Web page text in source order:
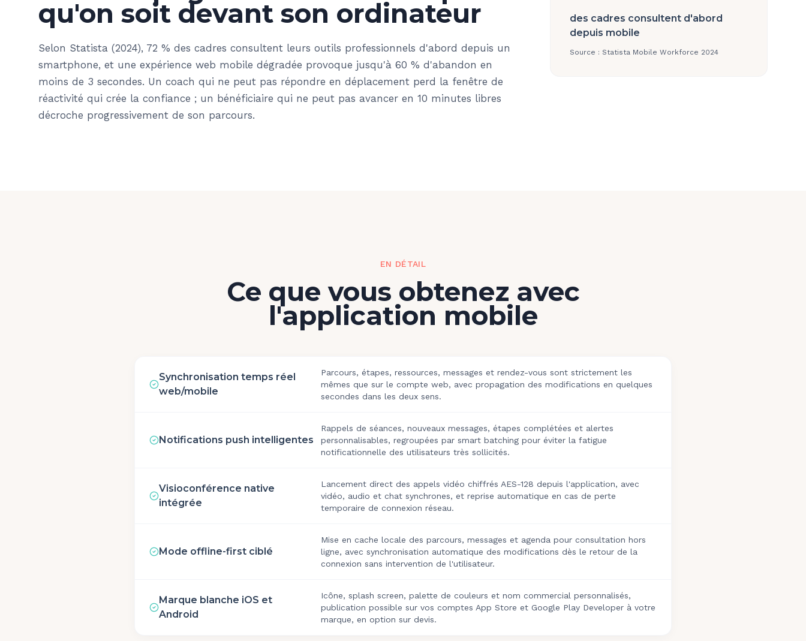
qu'on soit devant son ordinateur
Selon Statista (2024), 72 % des cadres consultent leurs outils professionnels d'abord depuis un
smartphone, et une expérience web mobile dégradée provoque jusqu'à 60 % d'abandon en
moins de 3 secondes. Un coach qui ne peut pas répondre en déplacement perd la fenêtre de
réactivité qui crée la confiance ; un bénéficiaire qui ne peut pas avancer en 10 minutes libres
décroche progressivement de son parcours.
des cadres consultent d'abord
depuis mobile
Source : Statista Mobile Workforce 2024
EN DÉTAIL
Ce que vous obtenez avec
l'application mobile
Synchronisation temps réel
web/mobile
Parcours, étapes, ressources, messages et rendez-vous sont strictement les
mêmes que sur le compte web, avec propagation des modifications en quelques
secondes dans les deux sens.
Notifications push intelligentes
Rappels de séances, nouveaux messages, étapes complétées et alertes
personnalisables, regroupées par smart batching pour éviter la fatigue
notificationnelle des utilisateurs très sollicités.
Visioconférence native
intégrée
Lancement direct des appels vidéo chiffrés AES-128 depuis l'application, avec
vidéo, audio et chat synchrones, et reprise automatique en cas de perte
temporaire de connexion réseau.
Mode offline-first ciblé
Mise en cache locale des parcours, messages et agenda pour consultation hors
ligne, avec synchronisation automatique des modifications dès le retour de la
connexion sans intervention de l'utilisateur.
Marque blanche iOS et
Android
Icône, splash screen, palette de couleurs et nom commercial personnalisés,
publication possible sur vos comptes App Store et Google Play Developer à votre
marque, en option sur devis.